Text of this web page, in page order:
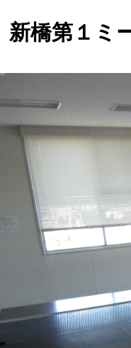
新橋第１ミ